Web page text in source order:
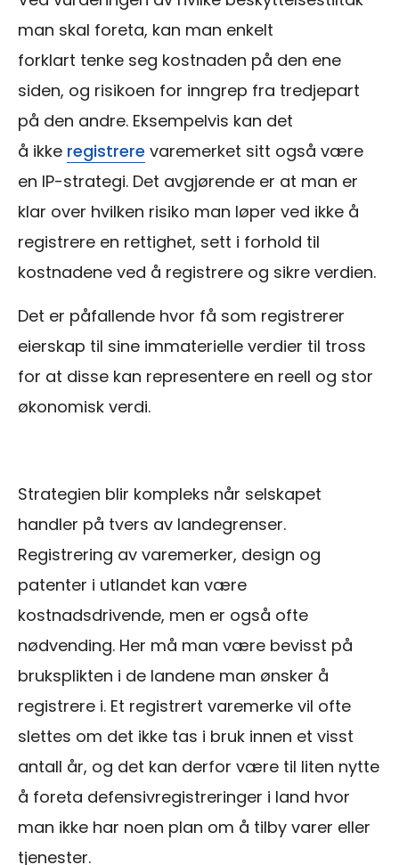
man skal foreta, kan man enkelt
forklart tenke seg kostnaden på den ene
siden, og risikoen for inngrep fra tredjepart
på den andre. Eksempelvis kan det
å ikke registrere varemerket sitt også være
en IP-strategi. Det avgjørende er at man er
klar over hvilken risiko man løper ved ikke å
registrere en rettighet, sett i forhold til
kostnadene ved å registrere og sikre verdien.
Det er påfallende hvor få som registrerer
eierskap til sine immaterielle verdier til tross
for at disse kan representere en reell og stor
økonomisk verdi.
Strategien blir kompleks når selskapet
handler på tvers av landegrenser.
Registrering av varemerker, design og
patenter i utlandet kan være
kostnadsdrivende, men er også ofte
nødvending. Her må man være bevisst på
bruksplikten i de landene man ønsker å
registrere i. Et registrert varemerke vil ofte
slettes om det ikke tas i bruk innen et visst
antall år, og det kan derfor være til liten nytte
å foreta defensivregistreringer i land hvor
man ikke har noen plan om å tilby varer eller
tjenester.